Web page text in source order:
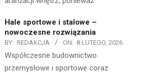
Hale sportowe i stalowe –
nowoczesne rozwiązania
BY: REDAKCJA ON: 8 LUTEGO, 2026
Współczesne budownictwo
przemysłowe i sportowe coraz